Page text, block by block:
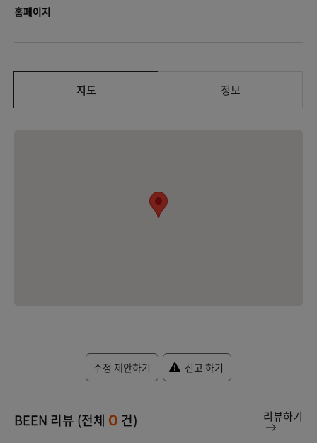
홈페이지
지도 정보
수정 제안하기 신고 하기
BEEN 리뷰 (전체 0 건) 리뷰하기